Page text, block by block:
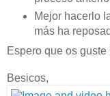
Mejor hacerlo
más ha
Espero que os guste
Besicos,